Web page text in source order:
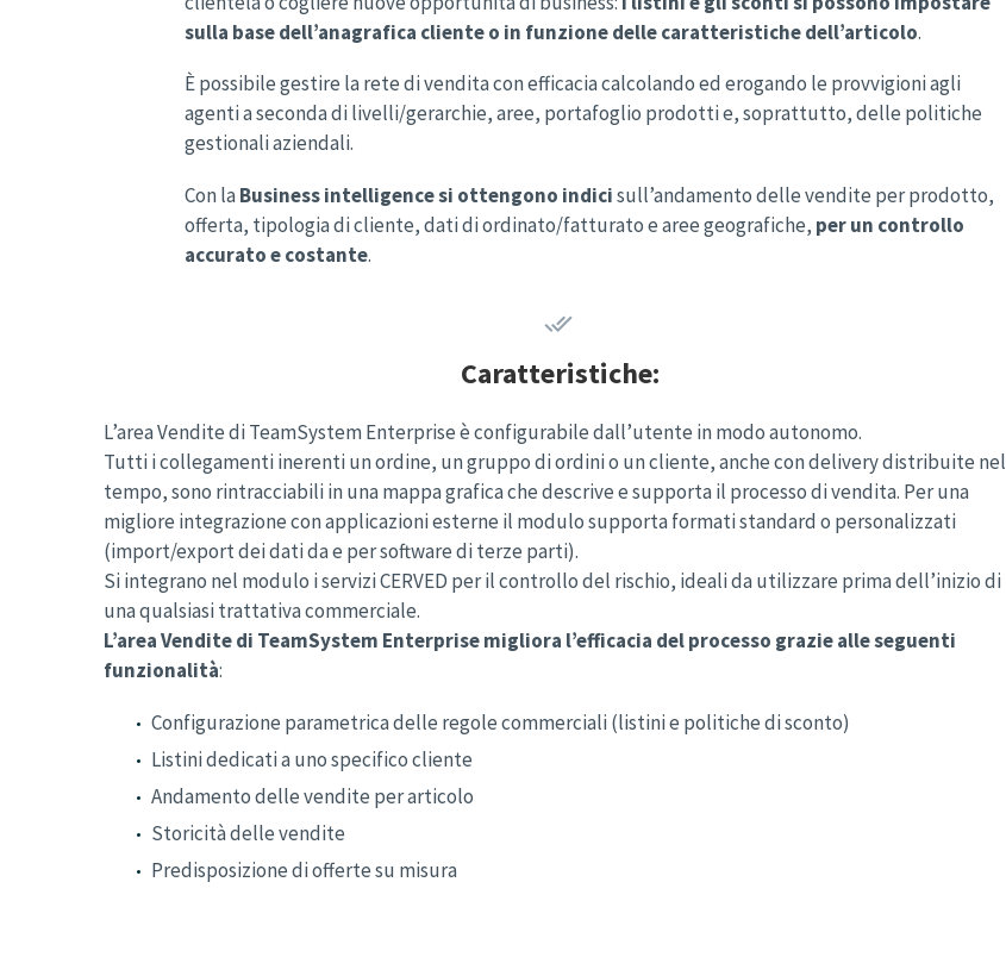
sulla base dell’anagrafica cliente o in funzione delle caratteristiche dell’articolo.
È possibile gestire la rete di vendita con efficacia calcolando ed erogando le provvigioni agli
agenti a seconda di livelli/gerarchie, aree, portafoglio prodotti e, soprattutto, delle politiche
gestionali aziendali.
Con laBusiness intelligence si ottengono indicisull’andamento delle vendite per prodotto,
offerta, tipologia di cliente, dati di ordinato/fatturato e aree geografiche, per un controllo
accurato e costante.


Caratteristiche:
L’area Vendite di TeamSystem Enterprise è configurabile dall’utente in modo autonomo.
Tutti i collegamenti inerenti un ordine, un gruppo di ordini o un cliente, anche con delivery distribuite nel
tempo, sono rintracciabili in una mappa grafica che descrive e supporta il processo di vendita. Per una
migliore integrazione con applicazioni esterne il modulo supporta formati standard o personalizzati
(import/export dei dati da e per software di terze parti).
Si integrano nel modulo i servizi CERVED per il controllo del rischio, ideali da utilizzare prima dell’inizio di
una qualsiasi trattativa commerciale.
L’area Vendite di TeamSystem Enterprise migliora l’efficacia del processo grazie alle seguenti
funzionalità:
Configurazione parametrica delle regole commerciali (listini e politiche di sconto)
Listini dedicati a uno specifico cliente
Andamento delle vendite per articolo
Storicità delle vendite
Predisposizione di offerte su misura